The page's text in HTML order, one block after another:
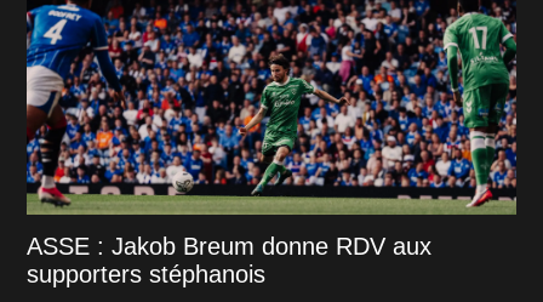
ASSE : Jakob Breum donne RDV aux
supporters stéphanois